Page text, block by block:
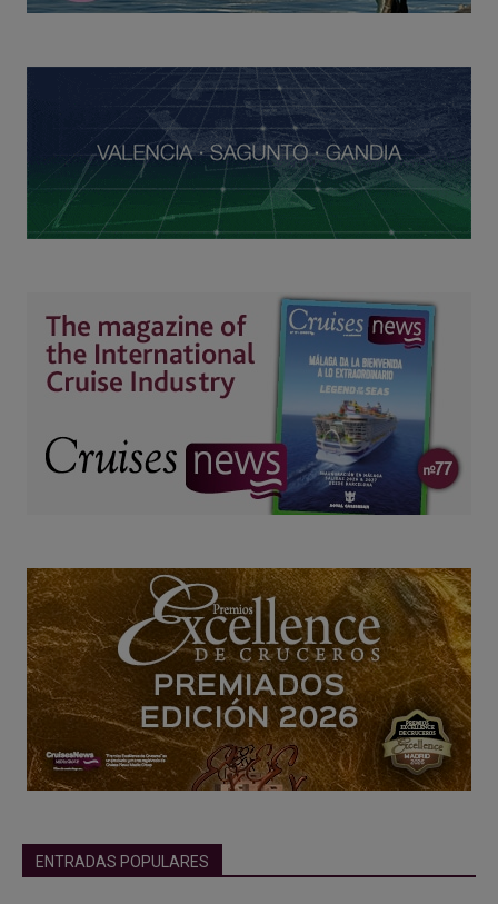
ENTRADAS POPULARES